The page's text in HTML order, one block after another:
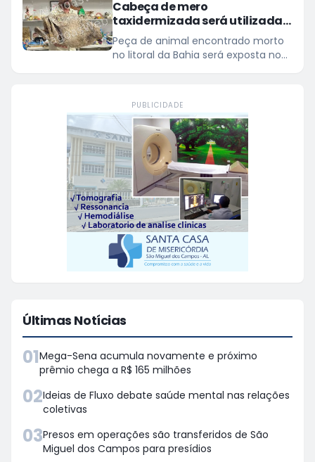
Cabeça de mero
taxidermizada será utilizada
para educação ambiental
Peça de animal encontrado morto
no litoral da Bahia será exposta no
PUBLICIDADE
Últimas Notícias
01Mega-Sena acumula novamente e próximo
prêmio chega a R$ 165 milhões
02Ideias de Fluxo debate saúde mental nas relações
coletivas
03Presos em operações são transferidos de São
Miguel dos Campos para presídios